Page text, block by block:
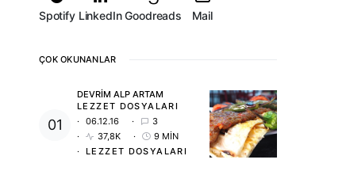
Spotify LinkedIn Goodreads Mail
ÇOK OKUNANLAR
DEVRIM ALP ARTAM
LEZZET DOSYALARI
06.12.16
3
37,8K
9 MIN
LEZZET DOSYALARI